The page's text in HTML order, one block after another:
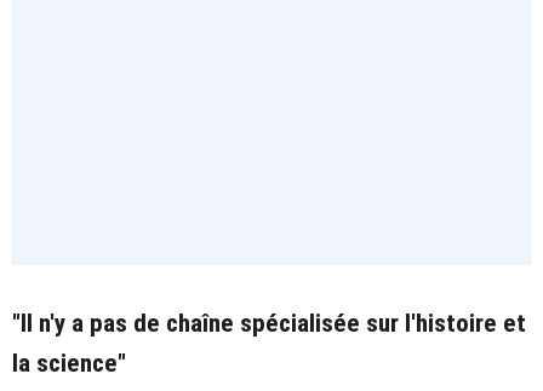
"Il n'y a pas de chaîne spécialisée sur l'histoire et
la science"